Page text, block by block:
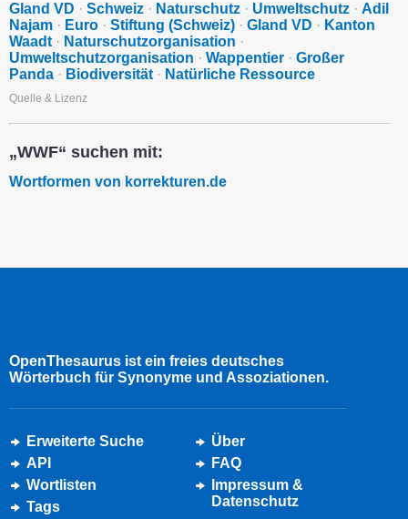
Gland VD · Schweiz · Naturschutz · Umweltschutz · Adil
Najam · Euro · Stiftung (Schweiz) · Gland VD · Kanton
Waadt · Naturschutzorganisation ·
Umweltschutzorganisation · Wappentier · Großer
Panda · Biodiversität · Natürliche Ressource
Quelle & Lizenz
„WWF“ suchen mit:
Wortformen von korrekturen.de
OpenThesaurus ist ein freies deutsches
Wörterbuch für Synonyme und Assoziationen.
Erweiterte Suche
API
Wortlisten
Tags
Über
FAQ
Impressum &
Datenschutz